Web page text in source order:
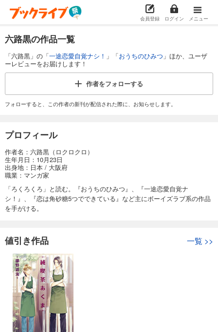
会員登録 ログイン メニュー
六路黒の作品一覧
「六路黒」の「一途恋愛自覚ナシ！ 」「おうちのひみつ 」ほか、ユーザ
ーレビューをお届けします！
作者をフォローする
フォローすると、この作者の新刊が配信された際に、お知らせします。
プロフィール
作者名：六路黒（ロクロクロ）
生年月日：10月23日
出身地：日本 / 大阪府
職業：マンガ家
「ろくろくろ」と読む。『おうちのひみつ』、『一途恋愛自覚ナ
シ！』、『恋は角砂糖5つでできている』など主にボーイズラブ系の作品
を手がける。
値引き作品 一覧 >>